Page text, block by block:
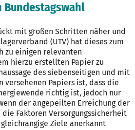
mit großen Schritten näher und
(UTV) hat dieses zum
zu einigen relevanten
hierzu erstellten Papier zu
des siebenseitigen und mit
versehenen Papiers ist, dass die
richtig ist, jedoch nur
der angepeilten Erreichung der
Faktoren Versorgungssicherheit
Ziele anerkannt